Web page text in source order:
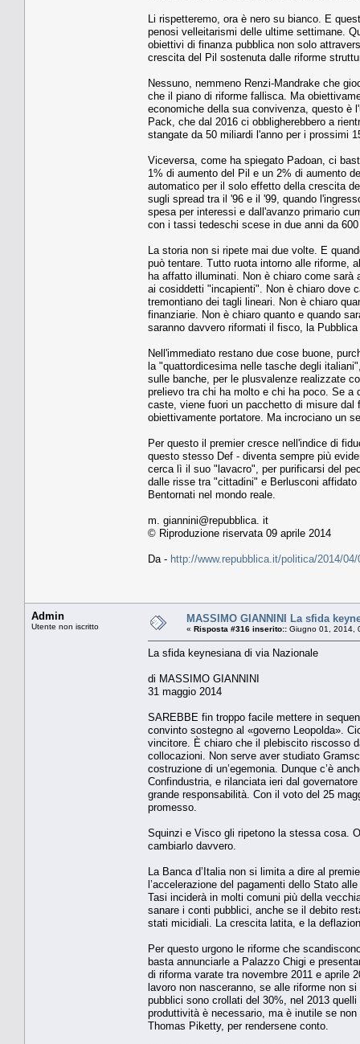
Li rispetteremo, ora è nero su bianco. E
penosi velleitarismi delle ultime settimane.
obiettivi di finanza pubblica non solo
crescita del Pil sostenuta dalle riforme
Nessuno, nemmeno Renzi-Mandrake che
che il piano di riforme fallisca. Ma
economiche della sua convivenza, questo è
Pack, che dal 2016 ci obbligherebbero a
stangate da 50 miliardi l'anno per i prossimi
Viceversa, come ha spiegato Padoan, ci
1% di aumento del Pil e un 2% di aumento
automatico per il solo effetto della crescita
sugli spread tra il '96 e il '99, quando
spesa per interessi e dall'avanzo primario
con i tassi tedeschi scese in due anni da
La storia non si ripete mai due volte. E
può tentare. Tutto ruota intorno alle riforme,
ha affatto illuminati. Non è chiaro come
ai cosiddetti "incapienti". Non è chiaro dove
tremontiano dei tagli lineari. Non è chiaro
finanziarie. Non è chiaro quanto e quando
saranno davvero riformati il fisco, la
Nell'immediato restano due cose buone,
la "quattordicesima nelle tasche degli
sulle banche, per le plusvalenze realizzate
prelievo tra chi ha molto e chi ha poco. Se a
caste, viene fuori un pacchetto di misure
obiettivamente portatore. Ma incrociano un
Per questo il premier cresce nell'indice di
questo stesso Def - diventa sempre più
cerca lì il suo "lavacro", per purificarsi del
dalle risse tra "cittadini" e Berlusconi
Bentornati nel mondo reale.
m. giannini@repubblica. it
© Riproduzione riservata 09 aprile 2014
Da - http://www.repubblica.it/politica/2014/
Admin
Utente non iscritto
MASSIMO GIANNINI La sfida
« Risposta #316 inserito:: Giugno 01, 2014,
La sfida keynesiana di via Nazionale
di MASSIMO GIANNINI
31 maggio 2014
SAREBBE fin troppo facile mettere in
convinto sostegno al «governo Leopolda».
vincitore. È chiaro che il plebiscito riscosso
collocazioni. Non serve aver studiato
costruzione di un’egemonia. Dunque c’è
Confindustria, e rilanciata ieri dal
grande responsabilità. Con il voto del 25
promesso.
Squinzi e Visco gli ripetono la stessa cosa.
cambiarlo davvero.
La Banca d’Italia non si limita a dire al
l’accelerazione del pagamenti dello Stato
Tasi inciderà in molti comuni più della
sanare i conti pubblici, anche se il debito
stati micidiali. La crescita latita, e la
Per questo urgono le riforme che
basta annunciarle a Palazzo Chigi e
di riforma varate tra novembre 2011 e aprile
lavoro non nasceranno, se alle riforme non
pubblici sono crollati del 30%, nel 2013
produttività è necessario, ma è inutile se
Thomas Piketty, per rendersene conto.